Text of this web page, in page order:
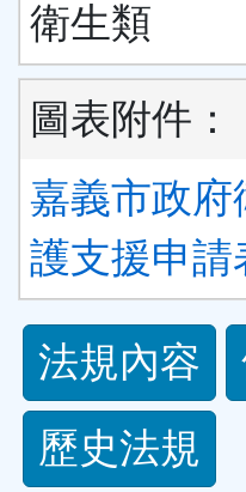
衛生類
圖表附件：
嘉義市政府
護支援申請
法
規
功
法規內容
歷史法規